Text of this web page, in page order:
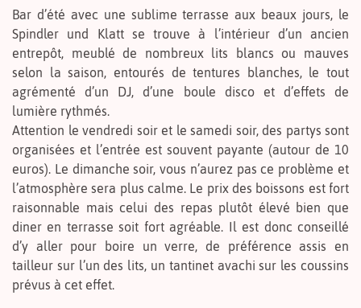
Bar d’été avec une sublime terrasse aux beaux jours, le
Spindler und Klatt se trouve à l’intérieur d’un ancien
entrepôt, meublé de nombreux lits blancs ou mauves
selon la saison, entourés de tentures blanches, le tout
agrémenté d’un DJ, d’une boule disco et d’effets de
lumière rythmés.
Attention le vendredi soir et le samedi soir, des partys sont
organisées et l’entrée est souvent payante (autour de 10
euros). Le dimanche soir, vous n’aurez pas ce problème et
l’atmosphère sera plus calme. Le prix des boissons est fort
raisonnable mais celui des repas plutôt élevé bien que
diner en terrasse soit fort agréable. Il est donc conseillé
d’y aller pour boire un verre, de préférence assis en
tailleur sur l’un des lits, un tantinet avachi sur les coussins
prévus à cet effet.